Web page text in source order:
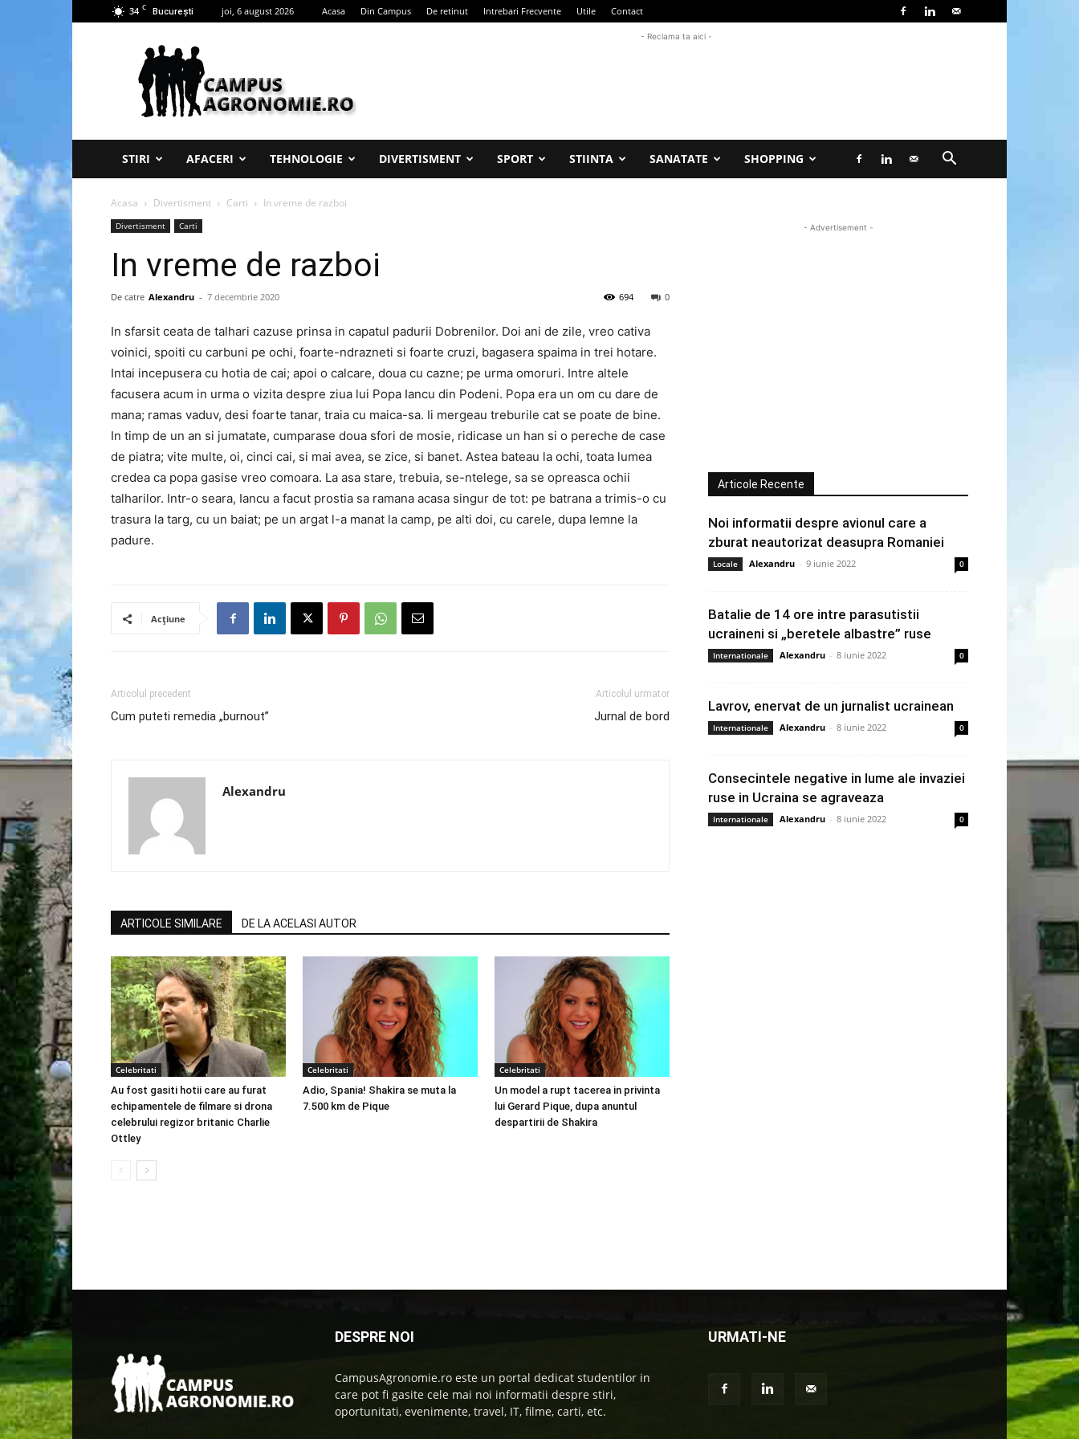
34 C București joi, 6 august 2026 Acasa Din Campus De retinut Intrebari Frecvente Utile Contact
Campus
Agronomie
- Reclama ta aici -
STIRI AFACERI TEHNOLOGIE DIVERTISMENT SPORT STIINTA SANATATE SHOPPING
Acasa Divertisment Carti In vreme de razboi
Divertisment Carti
In vreme de razboi
De catre Alexandru - 7 decembrie 2020 0
694
In sfarsit ceata de talhari cazuse prinsa in capatul padurii Dobrenilor. Doi ani de zile, vreo cativa
voinici, spoiti cu carbuni pe ochi, foarte-ndrazneti si foarte cruzi, bagasera spaima in trei hotare.
Intai incepusera cu hotia de cai; apoi o calcare, doua cu cazne; pe urma omoruri. Intre altele
facusera acum in urma o vizita despre ziua lui Popa Iancu din Podeni. Popa era un om cu dare de
mana; ramas vaduv, desi foarte tanar, traia cu maica-sa. Ii mergeau treburile cat se poate de bine.
In timp de un an si jumatate, cumparase doua sfori de mosie, ridicase un han si o pereche de case
de piatra; vite multe, oi, cinci cai, si mai avea, se zice, si banet. Astea bateau la ochi, toata lumea
credea ca popa gasise vreo comoara. La asa stare, trebuia, se-ntelege, sa se opreasca ochii
talharilor. Intr-o seara, Iancu a facut prostia sa ramana acasa singur de tot: pe batrana a trimis-o cu
trasura la targ, cu un baiat; pe un argat l-a manat la camp, pe alti doi, cu carele, dupa lemne la
padure.
Acțiune
Articolul precedent
Cum puteti remedia „burnout”
Articolul urmator
Jurnal de bord
Alexandru
ARTICOLE SIMILARE DE LA ACELASI AUTOR
Celebritati
Au fost gasiti hotii care au furat
echipamentele de filmare si drona
celebrului regizor britanic Charlie
Ottley
Celebritati
Adio, Spania! Shakira se muta la
7.500 km de Pique
Celebritati
Un model a rupt tacerea in privinta
lui Gerard Pique, dupa anuntul
despartirii de Shakira
- Advertisement -
Articole Recente
Noi informatii despre avionul care a
zburat neautorizat deasupra Romaniei
Locale Alexandru - 9 iunie 2022 0
Batalie de 14 ore intre parasutistii
ucraineni si „beretele albastre” ruse
Internationale Alexandru - 8 iunie 2022 0
Lavrov, enervat de un jurnalist ucrainean
Internationale Alexandru - 8 iunie 2022 0
Consecintele negative in lume ale invaziei
ruse in Ucraina se agraveaza
Internationale Alexandru - 8 iunie 2022 0
DESPRE NOI
CampusAgronomie.ro este un portal dedicat studentilor in
care pot fi gasite cele mai noi informatii despre stiri,
oportunitati, evenimente, travel, IT, filme, carti, etc.
URMATI-NE